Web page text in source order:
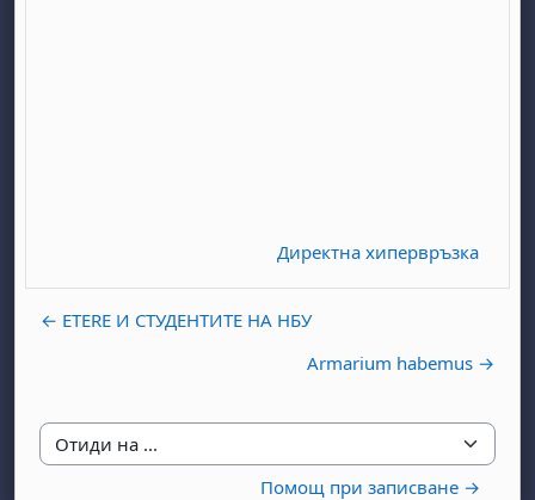
Директна хипервръзка
← ETERE И СТУДЕНТИТЕ НА НБУ
Armarium habemus →
Отиди на ...
Помощ при записване →